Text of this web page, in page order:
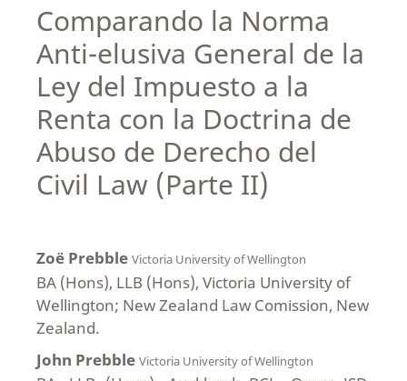
Comparando la Norma
Anti-elusiva General de la
Ley del Impuesto a la
Renta con la Doctrina de
Abuso de Derecho del
Civil Law (Parte II)
Zoë Prebble Victoria University of Wellington
BA (Hons), LLB (Hons), Victoria University of
Wellington; New Zealand Law Comission, New
Zealand.
John Prebble Victoria University of Wellington